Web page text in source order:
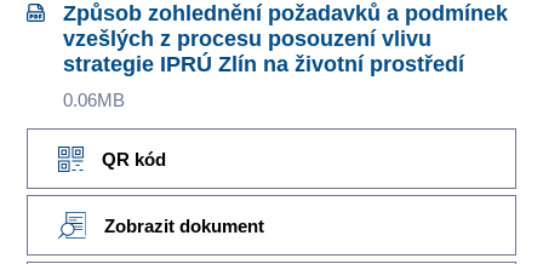
Způsob zohlednění požadavků a podmínek
vzešlých z procesu posouzení vlivu
strategie IPRÚ Zlín na životní prostředí
0.06MB
QR kód
Zobrazit dokument